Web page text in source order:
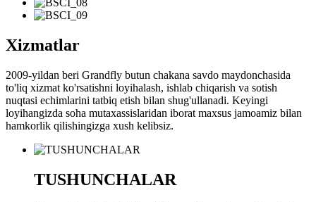
Xizmatlar
2009-yildan beri Grandfly butun chakana savdo maydonchasida
to'liq xizmat ko'rsatishni loyihalash, ishlab chiqarish va sotish
nuqtasi echimlarini tatbiq etish bilan shug'ullanadi. Keyingi
loyihangizda soha mutaxassislaridan iborat maxsus jamoamiz bilan
hamkorlik qilishingizga xush kelibsiz.
TUSHUNCHALAR